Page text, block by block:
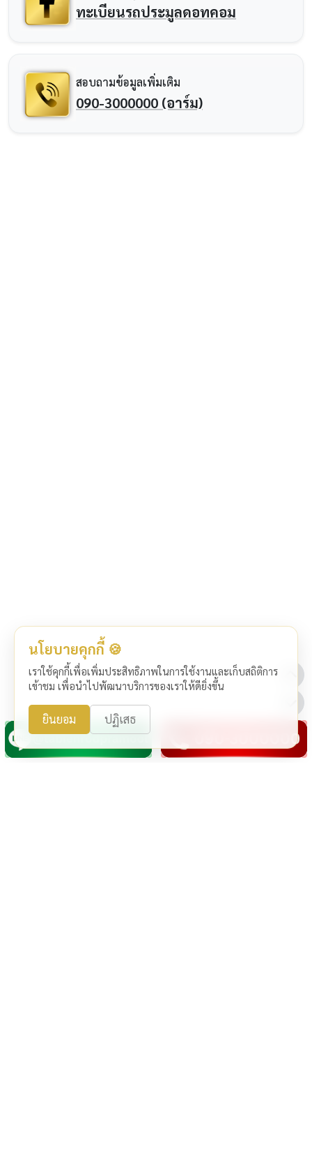
ทะเบียนรถประมูลดอทคอม
สอบถามข้อมูลเพิ่มเติม
090-3000000 (อาร์ม)
นโยบายคุกกี้ 🍪
เราใช้คุกกี้เพื่อเพิ่มประสิทธิภาพในการใช้งานและเก็บสถิติการ
เข้าชม เพื่อนำไปพัฒนาบริการของเราให้ดียิ่งขึ้น
ยินยอม ปฏิเสธ